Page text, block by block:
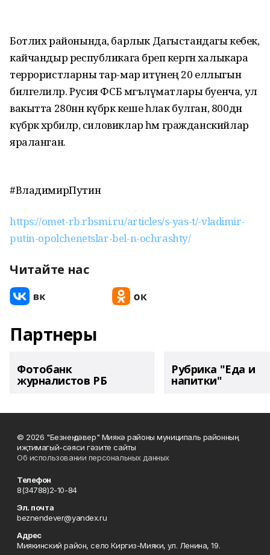
Ботлих районында, барлык Дагыстандагы кебек,
кайчандыр республикага бәреп кергән халыкара
террористларны тар-мар итүнең 20 еллыгын
билгелиләр. Русия ФСБ мәгълүматлары буенча, ул
вакытта 280нән күбрәк кеше һәлак булган, 800дән
күбрәк хәрбиләр, силовиклар һәм гражданскийлар
яраланган.
#ВладимирПутин
https://omet-rb.rbsmi.ru/articles/s-yas-t/-vladimir-
putin-opolchenetslar-bel-n-ochrashty/
Читайте нас
Партнеры
Фотобанк
журналистов РБ
Рубрика "Еда и
напитки"
© 2026 "Безнең дәвер" Миякә районы муниципаль районның
иҗтимагый-сәяси гәзите сайты
Об использовании персональных данных
Телефон
8(34788)2-10-84
Эл. почта
beznendever@yandex.ru
Адрес
Миякинский район, село Киргиз-Мияки, ул. Ленина, 19.